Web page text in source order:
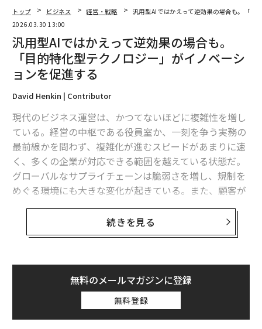
スタッフが日常的な状況を自力で自信を持って解決でき
るようになったときだ。リアルタイムの指示に頼るので
はなく、チームメンバーは定めたプロセスに従える。こ
れによりサービスのスピードは高いまま保たれ、現場担
当者が明確な範囲内で一般的な依頼に対応できるため一
貫性も高まる。監督者は例外対応に集中でき、経営層が
関与する必要があるのは、安全や中核オペレーションに
影響する問題に限られる。
総じて、明確さは自信を高め、定義されたオーナーシッ
プは説明責任を高め、自律性は統制を強める。要する
に、意思決定の方法を標準化することが重要なのであ
る。
24時間365日のチームは、オペレーションの洞
れる質問は、案内を明確にする機会を示す。特定の要望
は予測可能な時間帯に出るはずである。私たちの場合、
深夜のメッセージの一部は緊急事態ではなく、防げたは
ずの誤解を示していた。
トップ ビジネス 経営・戦略
汎用型AIではかえって逆効果の場合も。「目
2026.03.30 13:00
汎用型AIではかえって逆効果の場合も。
「目的特化型テクノロジー」がイノベーシ
ョンを促進する
David Henkin | Contributor
現代のビジネス運営は、かつてないほどに複雑性を増し
ている。経営の中枢である役員室か、一刻を争う実務の
最前線かを問わず、複雑化が進むスピードがあまりに速
く、多くの企業が対応できる範囲を越えている状態だ。
グローバルなサプライチェーンは脆弱さを増し、規制を
めぐる環境にも大きな変化が起きている。また、顧客が
商品に求めるものも個別化が進み、企業が扱うデータ量
は爆発的に増加している。
テクノロジーやソフトウェア・ソリューションでは、個
別の状況についていけなくなるケースが多くなってい
る。そこで先進的な企業は、別の道を選択している──
それが、「目的特化型（パーパスビルト：purpose-buil
t）」のテクノロジーだ。
続きを見る
無料のメールマガジンに登録
無料登録